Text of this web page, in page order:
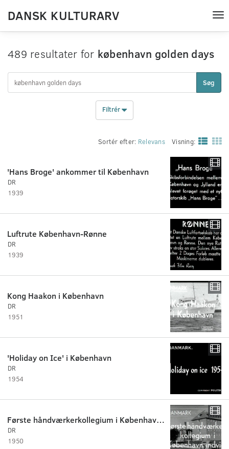
DANSK KULTURARV
489 resultater for københavn golden days
Søg
Filtrér
Sortér efter: Relevans Visning:
'Hans Broge' ankommer til København
DR
1939
Luftrute København-Rønne
DR
1939
Kong Haakon i København
DR
1951
'Holiday on Ice' i København
DR
1954
Første håndværkerkollegium i København indvies
DR
1950